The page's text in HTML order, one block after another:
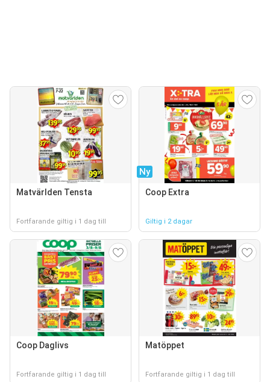
Matvärlden Tensta
Fortfarande giltig i 1 dag till
Ny
Coop Extra
Giltig i 2 dagar
Coop Daglivs
Fortfarande giltig i 1 dag till
Matöppet
Fortfarande giltig i 1 dag till